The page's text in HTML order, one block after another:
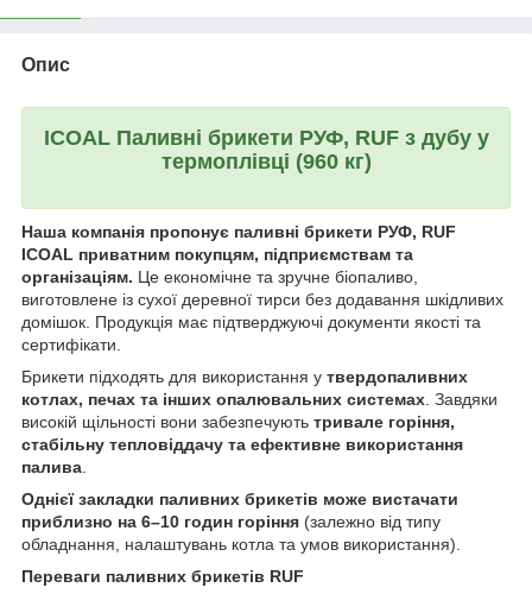
Опис
ICOAL Паливні брикети РУФ, RUF з дубу у
термоплівці (960 кг)
Наша компанія пропонує паливні брикети РУФ, RUF
ICOAL приватним покупцям, підприємствам та
організаціям. Це економічне та зручне біопаливо,
виготовлене із сухої деревної тирси без додавання шкідливих
домішок. Продукція має підтверджуючі документи якості та
сертифікати.
Брикети підходять для використання у твердопаливних
котлах, печах та інших опалювальних системах. Завдяки
високій щільності вони забезпечують тривале горіння,
стабільну тепловіддачу та ефективне використання
палива.
Однієї закладки паливних брикетів може вистачати
приблизно на 6–10 годин горіння (залежно від типу
обладнання, налаштувань котла та умов використання).
Переваги паливних брикетів RUF